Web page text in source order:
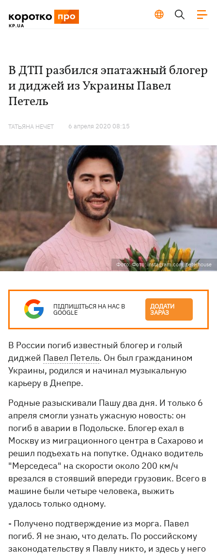
В ДТП разбился эпатажный блогер
и диджей из Украины Павел
Петель
ТАТЬЯНА НЕЧЕТ 6 апреля 2020 08:15
Фото: Фото: instagram.com/petelhouse
ПІДПИШІТЬСЯ НА НАС В
GOOGLE
ДОДАТИ
ЗАРАЗ
В России погиб известный блогер и голый
диджей Павел Петель. Он был гражданином
Украины, родился и начинал музыкальную
карьеру в Днепре.
Родные разыскивали Пашу два дня. И только 6
апреля смогли узнать ужасную новость: он
погиб в аварии в Подольске. Блогер ехал в
Москву из миграционного центра в Сахарово и
решил подъехать на попутке. Однако водитель
"Мерседеса" на скорости около 200 км/ч
врезался в стоявший впереди грузовик. Всего в
машине были четыре человека, выжить
удалось только одному.
- Получено подтверждение из морга. Павел
погиб. Я не знаю, что делать. По российскому
законодательству я Павлу никто, и здесь у него